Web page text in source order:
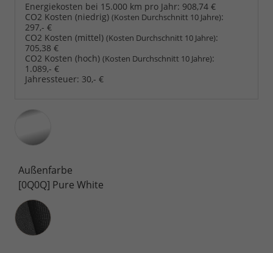
Energiekosten bei 15.000 km pro Jahr: 908,74 €
CO2 Kosten (niedrig) (Kosten Durchschnitt 10 Jahre):
297,- €
CO2 Kosten (mittel) (Kosten Durchschnitt 10 Jahre):
705,38 €
CO2 Kosten (hoch) (Kosten Durchschnitt 10 Jahre):
1.089,- €
Jahressteuer: 30,- €
Außenfarbe
[0Q0Q] Pure White
Innenausstattung